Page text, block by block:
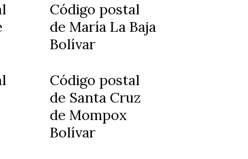
Código postal
de María La Baja
Bolívar
Código postal
de Santa Cruz
de Mompox
Bolívar